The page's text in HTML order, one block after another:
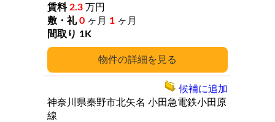
詳細
2.3 万円
0 ヶ月 1 ヶ月
1K
神奈川県秦野市北矢名 小田急電鉄小田原
線
候補に追加